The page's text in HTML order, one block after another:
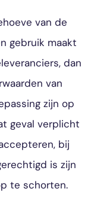
van de
gebruik maakt
dan
van
zijn op
geval verplicht
bij
is zijn
te schorten.